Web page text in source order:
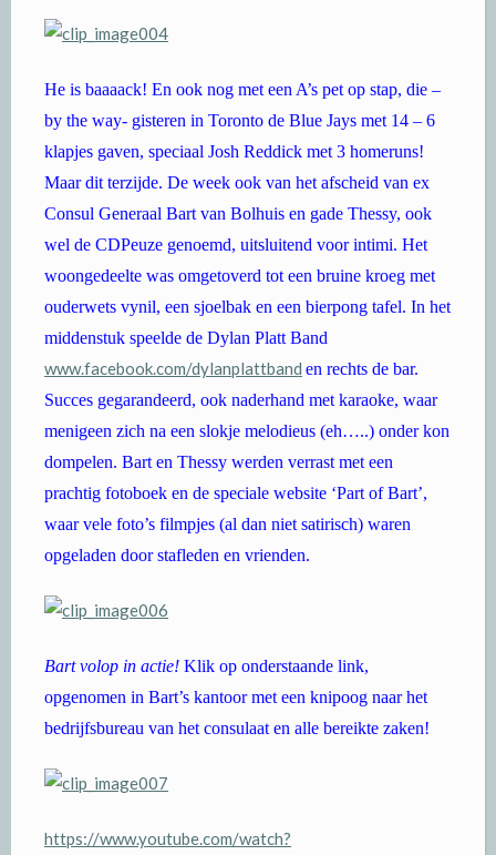
He is baaaack! En ook nog met een A’s pet op stap, die –
by the way- gisteren in Toronto de Blue Jays met 14 – 6
klapjes gaven, speciaal Josh Reddick met 3 homeruns!
Maar dit terzijde. De week ook van het afscheid van ex
Consul Generaal Bart van Bolhuis en gade Thessy, ook
wel de CDPeuze genoemd, uitsluitend voor intimi. Het
woongedeelte was omgetoverd tot een bruine kroeg met
ouderwets vynil, een sjoelbak en een bierpong tafel. In het
middenstuk speelde de Dylan Platt Band
www.facebook.com/dylanplattband en rechts de bar.
Succes gegarandeerd, ook naderhand met karaoke, waar
menigeen zich na een slokje melodieus (eh…..) onder kon
dompelen. Bart en Thessy werden verrast met een
prachtig fotoboek en de speciale website ‘Part of Bart’,
waar vele foto’s filmpjes (al dan niet satirisch) waren
opgeladen door stafleden en vrienden.
Bart volop in actie! Klik op onderstaande link,
opgenomen in Bart’s kantoor met een knipoog naar het
bedrijfsbureau van het consulaat en alle bereikte zaken!
https://www.youtube.com/watch?